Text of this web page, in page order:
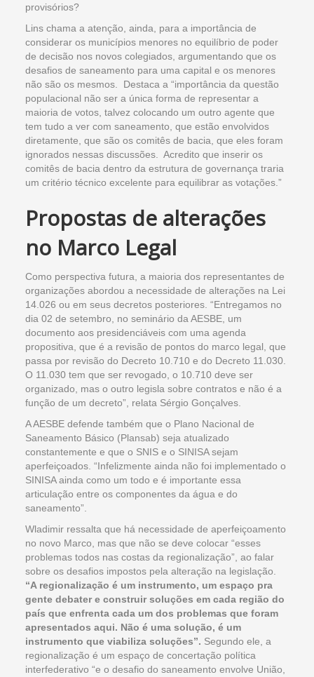
provisórios?
Lins chama a atenção, ainda, para a importância de
considerar os municípios menores no equilíbrio de poder
de decisão nos novos colegiados, argumentando que os
desafios de saneamento para uma capital e os menores
não são os mesmos. Destaca a “importância da questão
populacional não ser a única forma de representar a
maioria de votos, talvez colocando um outro agente que
tem tudo a ver com saneamento, que estão envolvidos
diretamente, que são os comitês de bacia, que eles foram
ignorados nessas discussões. Acredito que inserir os
comitês de bacia dentro da estrutura de governança traria
um critério técnico excelente para equilibrar as votações.”
Propostas de alterações
no Marco Legal
Como perspectiva futura, a maioria dos representantes de
organizações abordou a necessidade de alterações na Lei
14.026 ou em seus decretos posteriores. “Entregamos no
dia 02 de setembro, no seminário da AESBE, um
documento aos presidenciáveis com uma agenda
propositiva, que é a revisão de pontos do marco legal, que
passa por revisão do Decreto 10.710 e do Decreto 11.030.
O 11.030 tem que ser revogado, o 10.710 deve ser
organizado, mas o outro legisla sobre contratos e não é a
função de um decreto”, relata Sérgio Gonçalves.
A AESBE defende também que o Plano Nacional de
Saneamento Básico (Plansab) seja atualizado
constantemente e que o SNIS e o SINISA sejam
aperfeiçoados. “Infelizmente ainda não foi implementado o
SINISA ainda como um todo e é importante essa
articulação entre os componentes da água e do
saneamento”.
Wladimir ressalta que há necessidade de aperfeiçoamento
no novo Marco, mas que não se deve colocar “esses
problemas todos nas costas da regionalização”, ao falar
sobre os desafios impostos pela alteração na legislação.
“A regionalização é um instrumento, um espaço pra
gente debater e construir soluções em cada região do
país que enfrenta cada um dos problemas que foram
apresentados aqui. Não é uma solução, é um
instrumento que viabiliza soluções”. Segundo ele, a
regionalização é um espaço de concertação política
interfederativo “e o desafio do saneamento envolve União,